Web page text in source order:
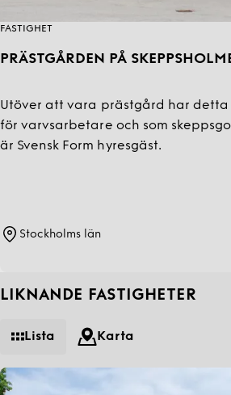
FASTIGHET
PRÄSTGÅRDEN PÅ
Utöver att vara prästgård har detta
för varvsarbetare och som
är Svensk Form hyresgäst.
Stockholms län
LIKNANDE FASTIGHETER
Lista Karta